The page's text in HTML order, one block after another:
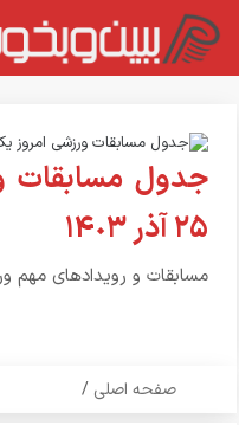
صفحه اصلی /
جدول مسابقات
٢۵ آذر ١۴٠٣
مسابقات و رویدادهای مهم